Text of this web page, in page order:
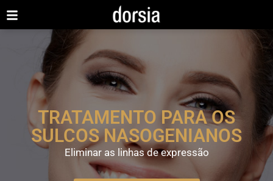
TRATAMENTO PARA OS
SULCOS NASOGENIANOS
Eliminar as linhas de expressão